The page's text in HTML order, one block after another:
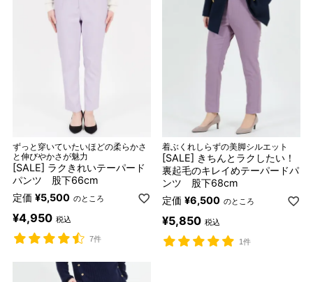
ずっと穿いていたいほどの柔らかさ
と伸びやかさが魅力
[SALE] ラクきれいテーパード
パンツ 股下66cm
定価 ¥5,500 のところ
¥4,950 税込
7件
着ぶくれしらずの美脚シルエット
[SALE] きちんとラクしたい！
裏起毛のキレイめテーパードパ
ンツ 股下68cm
定価 ¥6,500 のところ
¥5,850 税込
1件